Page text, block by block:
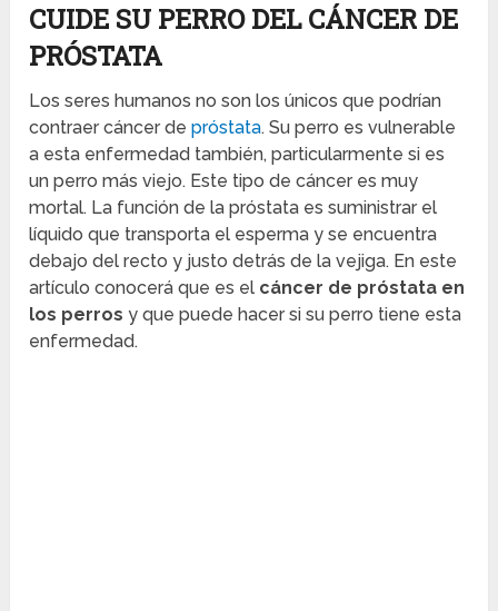
CUIDE SU PERRO DEL CÁNCER DE
PRÓSTATA
Los seres humanos no son los únicos que podrían
contraer cáncer depróstata. Su perro es vulnerable
a esta enfermedad también, particularmente si es
un perro más viejo. Este tipo de cáncer es muy
mortal. La función de la próstata es suministrar el
líquido que transporta el esperma y se encuentra
debajo del recto y justo detrás de la vejiga. En este
artículo conocerá que es el cáncer de próstata en
los perros y que puede hacer si su perro tiene esta
enfermedad.